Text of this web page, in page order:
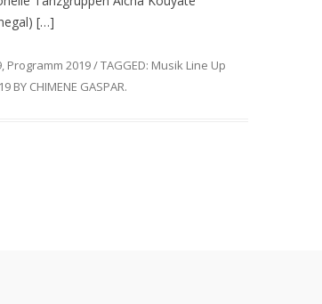
[…]
, Programm 2019/TAGGED: Musik Line Up
BY CHIMENE GASPAR.